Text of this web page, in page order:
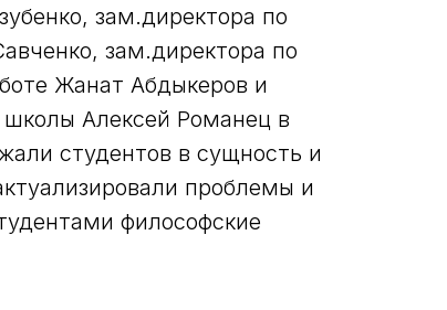
зам.директора по
зам.директора по
Жанат Абдыкеров и
Алексей Романец в
студентов в сущность и
проблемы и
философские